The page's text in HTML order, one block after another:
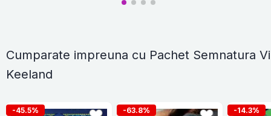
Cumparate impreuna cu Pachet Semnatura Vi
Keeland
-45.5% -63.8% -14.3%